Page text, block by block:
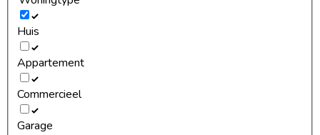
Huis
Appartement
Commercieel
Garage